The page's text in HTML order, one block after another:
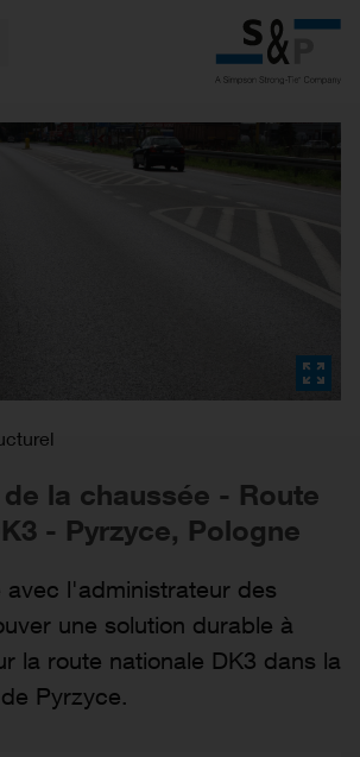
la chaussée - Route
- Pyrzyce, Pologne
avec l'administrateur des
une solution durable à
la route nationale DK3 dans la
Pyrzyce.